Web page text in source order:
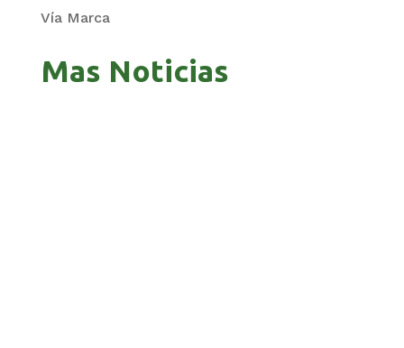
Vía Marca
Mas Noticias